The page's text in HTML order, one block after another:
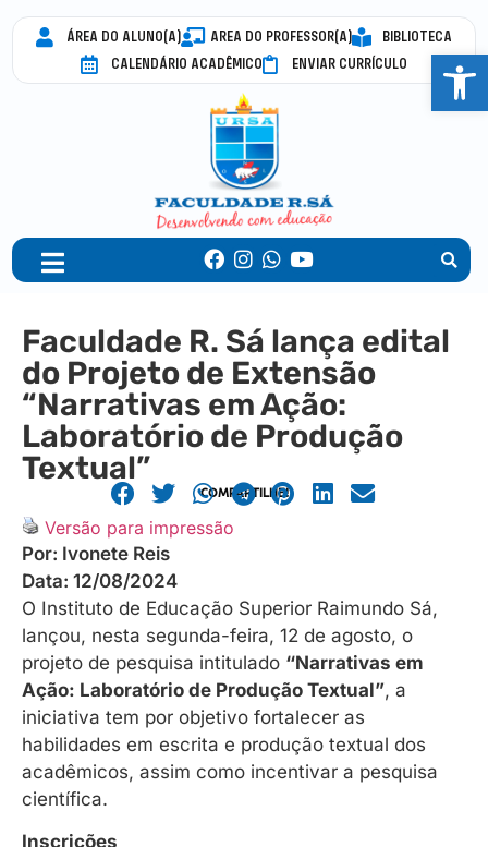
ÁREA DO ALUNO(A) AREA DO PROFESSOR(A)
BIBLIOTECA
CALENDÁRIO ACADÊMICO
ENVIAR CURRÍCULO
Faculdade R. Sá lança edital
do Projeto de Extensão
“Narrativas em Ação:
Laboratório de Produção
Textual”
COMPARTILHE!
Versão para impressão
Por: Ivonete Reis
Data: 12/08/2024
O Instituto de Educação Superior Raimundo Sá,
lançou, nesta segunda-feira, 12 de agosto, o
projeto de pesquisa intitulado “Narrativas em
Ação: Laboratório de Produção Textual”, a
iniciativa tem por objetivo fortalecer as
habilidades em escrita e produção textual dos
acadêmicos, assim como incentivar a pesquisa
científica.
Inscrições
Abrir